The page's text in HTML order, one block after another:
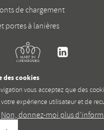
de chargement
portes à lanières
Kremer
des cookies
vous acceptez que des
expérience utilisateur et de
Non, donnez-moi plus